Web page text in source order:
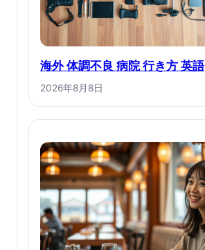
海外 体調不良 病院 行き方 英語
2026年8月8日